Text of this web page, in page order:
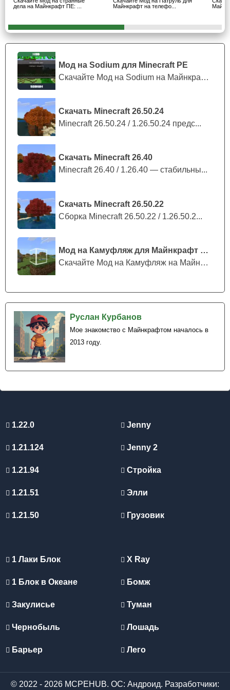
Мод на Sodium для Minecraft PE
Скачайте Мод на Sodium на Майнкрафт П...
Скачать Minecraft 26.50.24
Minecraft 26.50.24 / 1.26.50.24 предс...
Скачать Minecraft 26.40
Minecraft 26.40 / 1.26.40 — стабильны...
Скачать Minecraft 26.50.22
Сборка Minecraft 26.50.22 / 1.26.50.2...
Мод на Камуфляж для Майнкрафт ПЕ
Скачайте Мод на Камуфляж на Майнкрафт...
Руслан Курбанов
Мое знакомство с Майнкрафтом началось в
2013 году.
необходимо иметь сильное снаряжение.
Приемы
Автор мода на каратэ к Майнкрафт ПЕ добавил
бандиту несколько ударов.
Первой является рывок наносящий 6 единиц урона.
Имеется обычный прием рукой с поражением на 5
единиц.
Самый сильный прем в стал удар ногой, который
отталкивает и сокрушает на 15 здоровья.
Помимо всего он имеет блестящую защиту. Ее
невозможно пробить, так как это мастерство имеет
иммунитет к любой атаке.
дела на Майнкрафт ПЕ: ...
Майнкрафт на телефо...
1.22.0
1.21.124
1.21.94
1.21.51
1.21.50
Jenny
Jenny 2
Стройка
Элли
Грузовик
1 Лаки Блок
1 Блок в Океане
Закулисье
Чернобыль
Барьер
X Ray
Бомж
Туман
Лошадь
Лего
© 2022 - 2026 MCPEHUB. ОС: Андроид. Разработчики: